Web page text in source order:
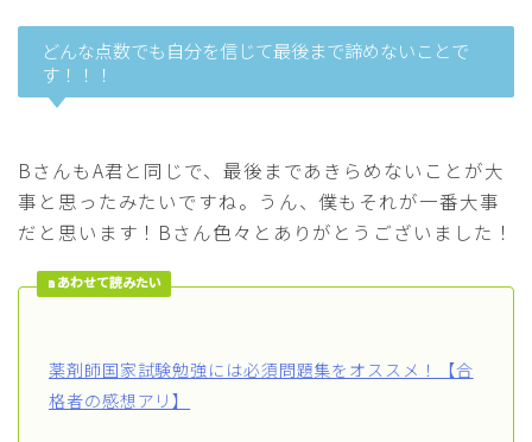
どんな点数でも自分を信じて最後まで諦めないことで
す！！！
BさんもA君と同じで、最後まであきらめないことが大
事と思ったみたいですね。うん、僕もそれが一番大事
だと思います！Bさん色々とありがとうございました！
あわせて読みたい
薬剤師国家試験勉強には必須問題集をオススメ！【合
格者の感想アリ】